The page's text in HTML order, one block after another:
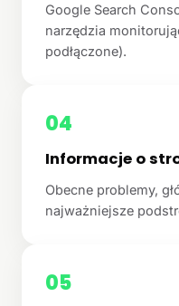
Google Search
narzędzia
podłączone).
04
Informacje o
Obecne problemy,
najważniejsze
05